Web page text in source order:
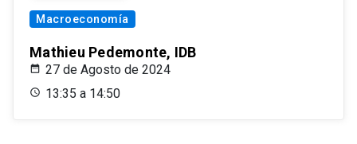
Macroeconomía
Mathieu Pedemonte, IDB
27 de Agosto de 2024
13:35 a 14:50